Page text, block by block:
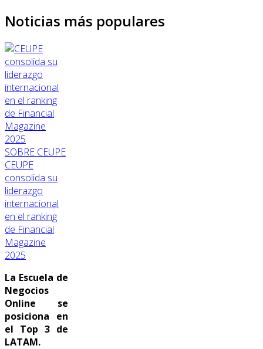
Noticias más populares
SOBRE CEUPE
CEUPE
consolida su
liderazgo
internacional
en el ranking
de Financial
Magazine
2025
La Escuela de
Negocios
Online se
posiciona en
el Top 3 de
LATAM.